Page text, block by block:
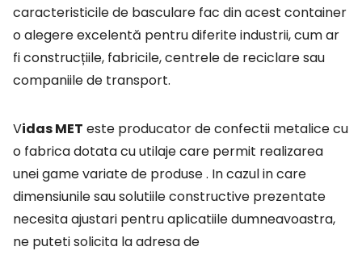
caracteristicile de basculare fac din acest container
o alegere excelentă pentru diferite industrii, cum ar
fi construcțiile, fabricile, centrele de reciclare sau
companiile de transport.
Vidas MET este producator de confectii metalice cu
o fabrica dotata cu utilaje care permit realizarea
unei game variate de produse . In cazul in care
dimensiunile sau solutiileconstructive prezentate
necesita ajustari pentru aplicatiile dumneavoastra,
ne puteti solicita la adresa de